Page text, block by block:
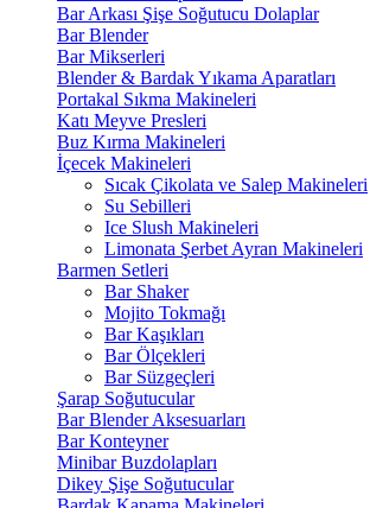
Bar Arkası Şişe Soğutucu Dolaplar
Bar Blender
Bar Mikserleri
Blender & Bardak Yıkama Aparatları
Portakal Sıkma Makineleri
Katı Meyve Presleri
Buz Kırma Makineleri
İçecek Makineleri
Sıcak Çikolata ve Salep Makineleri
Su Sebilleri
Ice Slush Makineleri
Limonata Şerbet Ayran Makineleri
Barmen Setleri
Bar Shaker
Mojito Tokmağı
Bar Kaşıkları
Bar Ölçekleri
Bar Süzgeçleri
Şarap Soğutucular
Bar Blender Aksesuarları
Bar Konteyner
Minibar Buzdolapları
Dikey Şişe Soğutucular